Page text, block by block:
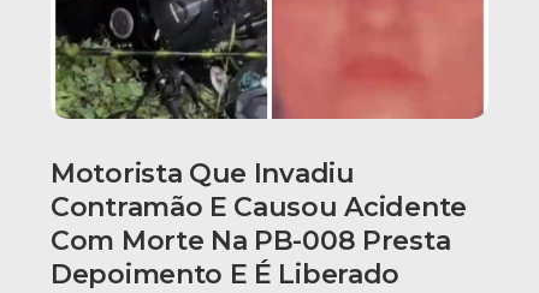
Motorista Que Invadiu
Contramão E Causou Acidente
Com Morte Na PB-008 Presta
Depoimento E É Liberado